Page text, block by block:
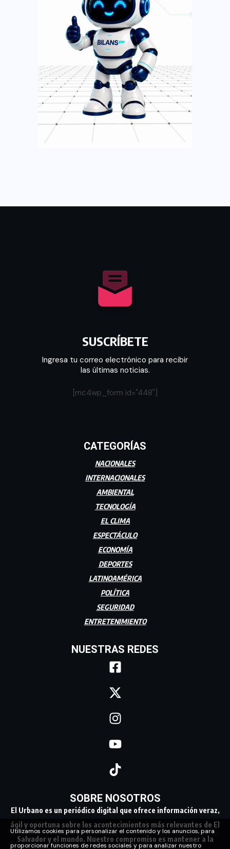
SUSCRÍBETE
Ingresa tu correo electrónico para recibir
las últimas noticias.
[mc4wp_form id="448"]
CATEGORÍAS
NACIONALES
INTERNACIONALES
AMBIENTAL
TECNOLOGÍA
EL CLIMA
ESPECTÁCULO
ECONOMÍA
DEPORTES
LATINOAMÉRICA
POLÍTICA
SEGURIDAD
ENTRETENIMIENTO
NUESTRAS REDES
SOBRE NOSOTROS
El Urbano es un periódico digital que ofrece información veraz,
ágil y oportuna sobre los acontecimientos más relevantes de El
Salvador y el mundo. Nuestro compromiso es mantener a la
Utilizamos cookies para personalizar el contenido y los anuncios, para
proporcionar funciones de redes sociales y para analizar nuestro